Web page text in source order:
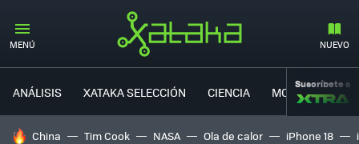
MENÚ NUEVO
ANÁLISIS XATAKA SELECCIÓN CIENCIA MOVILIDAD
Suscríbete a
HOY SE HABLA DE
China Tim Cook NASA Ola de calor iPhone 18